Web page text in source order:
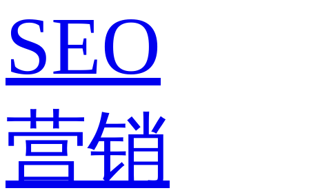
SEO
营销